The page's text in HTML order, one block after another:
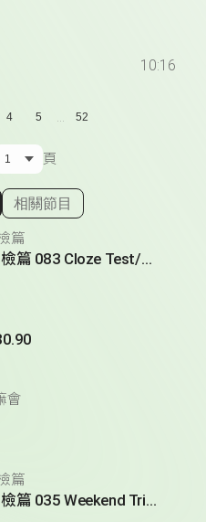
10:16
4 5 ... 52
頁
顯示相關單集
相關節目
篇
超級英語通-英檢篇 083 Cloze Test/段落填空-13
會
篇
超級英語通-英檢篇 035 Weekend Trip- 週末旅遊